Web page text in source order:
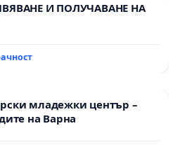
И ПОЛУЧАВАНЕ НА
младежки център –
на Варна